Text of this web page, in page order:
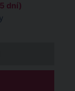
dní)